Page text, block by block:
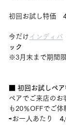
初回お試し特価
今だけ インディバ
ック
※3月末まで期間
■ 初回お試しペ
ペアでご来店のお
も20％OFFでご体
⇨お一人あたり